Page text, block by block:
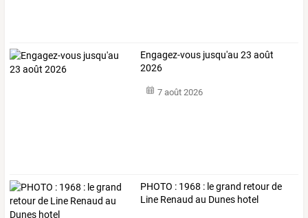
Engagez-vous jusqu'au 23 août
2026
7 août 2026
PHOTO : 1968 : le grand retour de
Line Renaud au Dunes hotel